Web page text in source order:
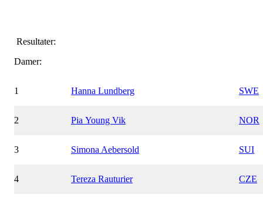
Resultater:
Damer:
1 Hanna Lundberg SWE
2 Pia Young Vik NOR
3 Simona Aebersold SUI
4 Tereza Rauturier CZE